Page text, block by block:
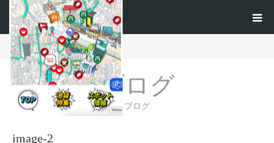
ホームブログ image-2
ブログ
ブログ
image-2